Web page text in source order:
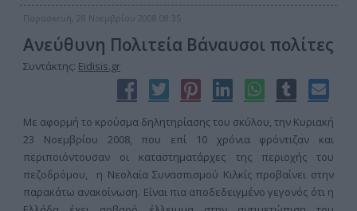
Παρασκευή, 28 Νοεμβρίου 2008 08:35
Ανεύθυνη Πολιτεία Βάναυσοι πολίτες
Συντάκτης: Eidisis.gr
Με αφορμή το κρούσμα δηλητηρίασης του σκύλου, την Κυριακή
23 Νοεμβρίου 2008, που επί 10 χρόνια φρόντιζαν και
περιποιόντουσαν οι καταστηματάρχες της περιοχής του
πεζοδρόμου, η Νεολαία Συνασπισμού Κιλκίς προβαίνει στην
παρακάτω ανακοίνωση. Είναι πια αποδεδειγμένο γεγονός ότι η